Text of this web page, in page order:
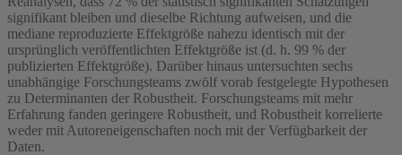
signifikant bleiben und dieselbe Richtung aufweisen, und die
mediane reproduzierte Effektgröße nahezu identisch mit der
ursprünglich veröffentlichten Effektgröße ist (d. h. 99 % der
publizierten Effektgröße). Darüber hinaus untersuchten sechs
unabhängige Forschungsteams zwölf vorab festgelegte Hypothesen
zu Determinanten der Robustheit. Forschungsteams mit mehr
Erfahrung fanden geringere Robustheit, und Robustheit korrelierte
weder mit Autoreneigenschaften noch mit der Verfügbarkeit der
Daten.